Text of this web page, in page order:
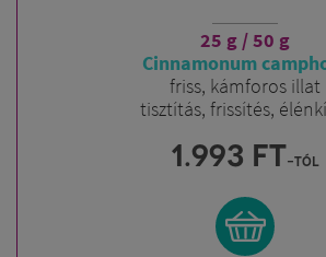
25 g / 50 g
Cinnamonum
friss, kámforos illat
tisztítás, frissítés,
1.993 FT-tól